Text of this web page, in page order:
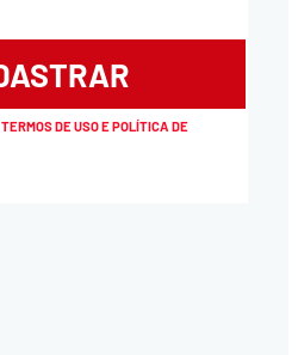
TERMOS DE USO E POLÍTICA DE